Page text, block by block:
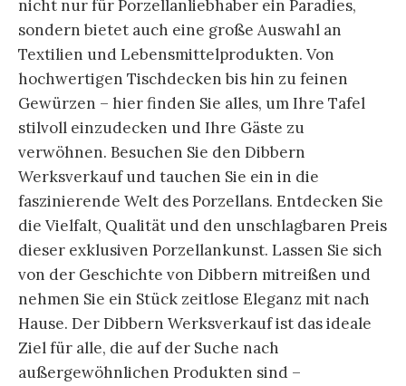
nicht nur für Porzellanliebhaber ein Paradies,
sondern bietet auch eine große Auswahl an
Textilien und Lebensmittelprodukten. Von
hochwertigen Tischdecken bis hin zu feinen
Gewürzen – hier finden Sie alles, um Ihre Tafel
stilvoll einzudecken und Ihre Gäste zu
verwöhnen. Besuchen Sie den Dibbern
Werksverkauf und tauchen Sie ein in die
faszinierende Welt des Porzellans. Entdecken Sie
die Vielfalt, Qualität und den unschlagbaren Preis
dieser exklusiven Porzellankunst. Lassen Sie sich
von der Geschichte von Dibbern mitreißen und
nehmen Sie ein Stück zeitlose Eleganz mit nach
Hause. Der Dibbern Werksverkauf ist das ideale
Ziel für alle, die auf der Suche nach
außergewöhnlichen Produkten sind –